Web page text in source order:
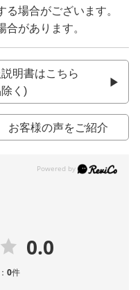
場合がございます。
があります。
明書はこちら
く)
お客様の声をご紹介
0.0
0件